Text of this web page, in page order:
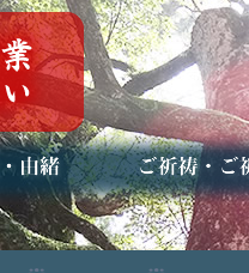
神
載 ご祈祷・ご祈
安産祈願
初宮参り
七五三詣
長寿のお祝い
神前結婚式
厄祓い・方位
車のお祓い
地鎮祭
神葬祭（神式